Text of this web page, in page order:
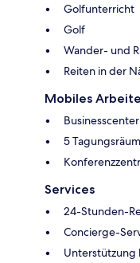
Golfunterricht
Golf
Wander- und
Reiten in der
Mobiles
Businesscenter
5
Services
24-Stunden-
Concierge-
Unterstützung